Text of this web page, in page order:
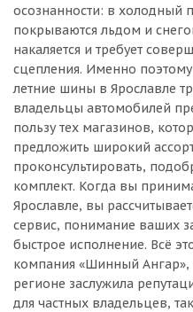
осознанности: в холодный
покрываются льдом и
накаляется и требует
сцепления. Именно
летние шины в Ярославле
владельцы автомобилей
пользу тех магазинов,
предложить широкий
проконсультировать,
комплект. Когда вы
Ярославле, вы
сервис, понимание ваших
быстрое исполнение. Всё
компания «Шинный Ангар»,
регионе заслужила
для частных владельцев,